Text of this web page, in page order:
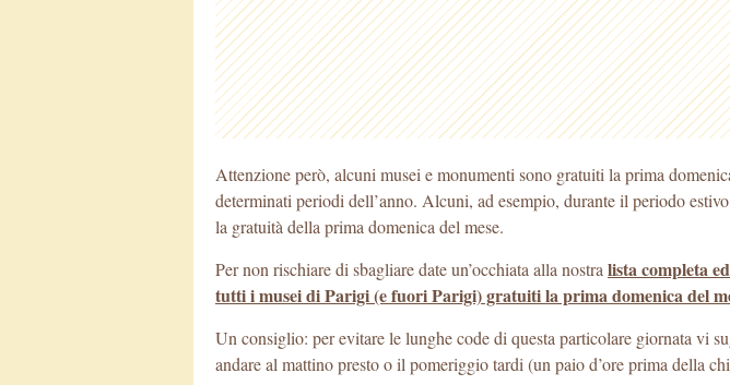
Attenzione però, alcuni musei e monumenti sono gratuiti la prima
determinati periodi dell’anno. Alcuni, ad esempio, durante il periodo
la gratuità della prima domenica del mese.
Per non rischiare di sbagliare date un’occhiata alla nostra lista completa
tutti i musei di Parigi (e fuori Parigi) gratuiti la prima domenica del
Un consiglio: per evitare le lunghe code di questa particolare giornata vi
andare al mattino presto o il pomeriggio tardi (un paio d’ore prima della